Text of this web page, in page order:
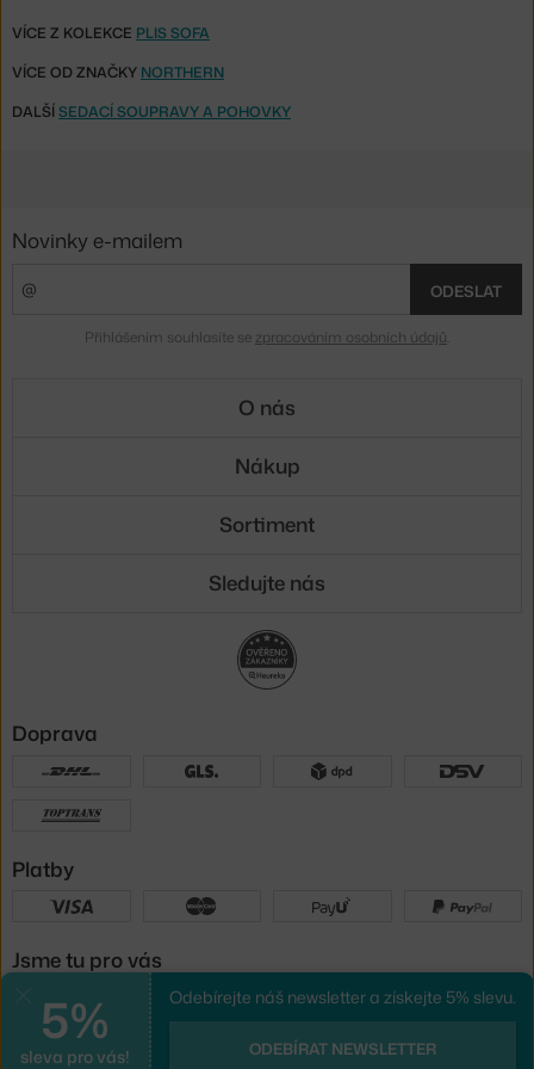
VÍCE Z KOLEKCE PLIS SOFA
VÍCE OD ZNAČKY NORTHERN
DALŠÍSEDACÍ SOUPRAVY A POHOVKY
5%
sleva pro vás!
Odebírejte náš newsletter a získejte 5% slevu.
ODEBÍRAT NEWSLETTER
Novinky e-mailem
ODESLAT
Přihlášením souhlasíte se zpracováním osobních údajů
O nás
Nákup
Sortiment
Sledujte nás
Doprava
Platby
Jsme tu pro vás
e-shop na míruod